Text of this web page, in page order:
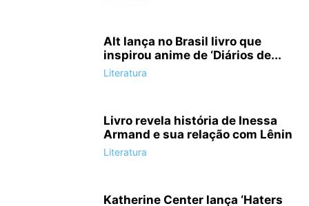
Alt lança no Brasil livro que
inspirou anime de ‘Diários de...
Literatura
Livro revela história de Inessa
Armand e sua relação com Lênin
Literatura
Katherine Center lança ‘Haters